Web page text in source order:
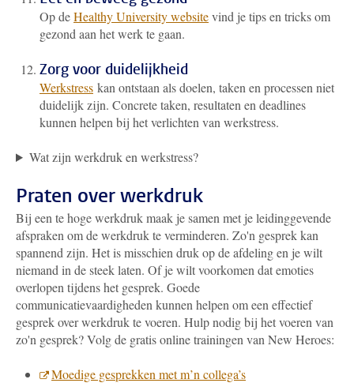
Op deHealthy University websitevind je tips en tricks om
gezond aan het werk te gaan.
Zorg voor duidelijkheid
Werkstress kan ontstaan als doelen, taken en processen niet
duidelijk zijn. Concrete taken, resultaten en deadlines
kunnen helpen bij het verlichten van werkstress.
Wat zijn werkdruk en werkstress?
Praten over werkdruk
Bij een te hoge werkdruk maak je samen met je leidinggevende
afspraken om de werkdruk te verminderen. Zo'n gesprek kan
spannend zijn. Het is misschien druk op de afdeling en je wilt
niemand in de steek laten. Of je wilt voorkomen dat emoties
overlopen tijdens het gesprek. Goede
communicatievaardigheden kunnen helpen om een effectief
gesprek over werkdruk te voeren. Hulp nodig bij het voeren van
zo'n gesprek? Volg de gratis online trainingen van New Heroes:
Moedige gesprekken met m’n collega’s